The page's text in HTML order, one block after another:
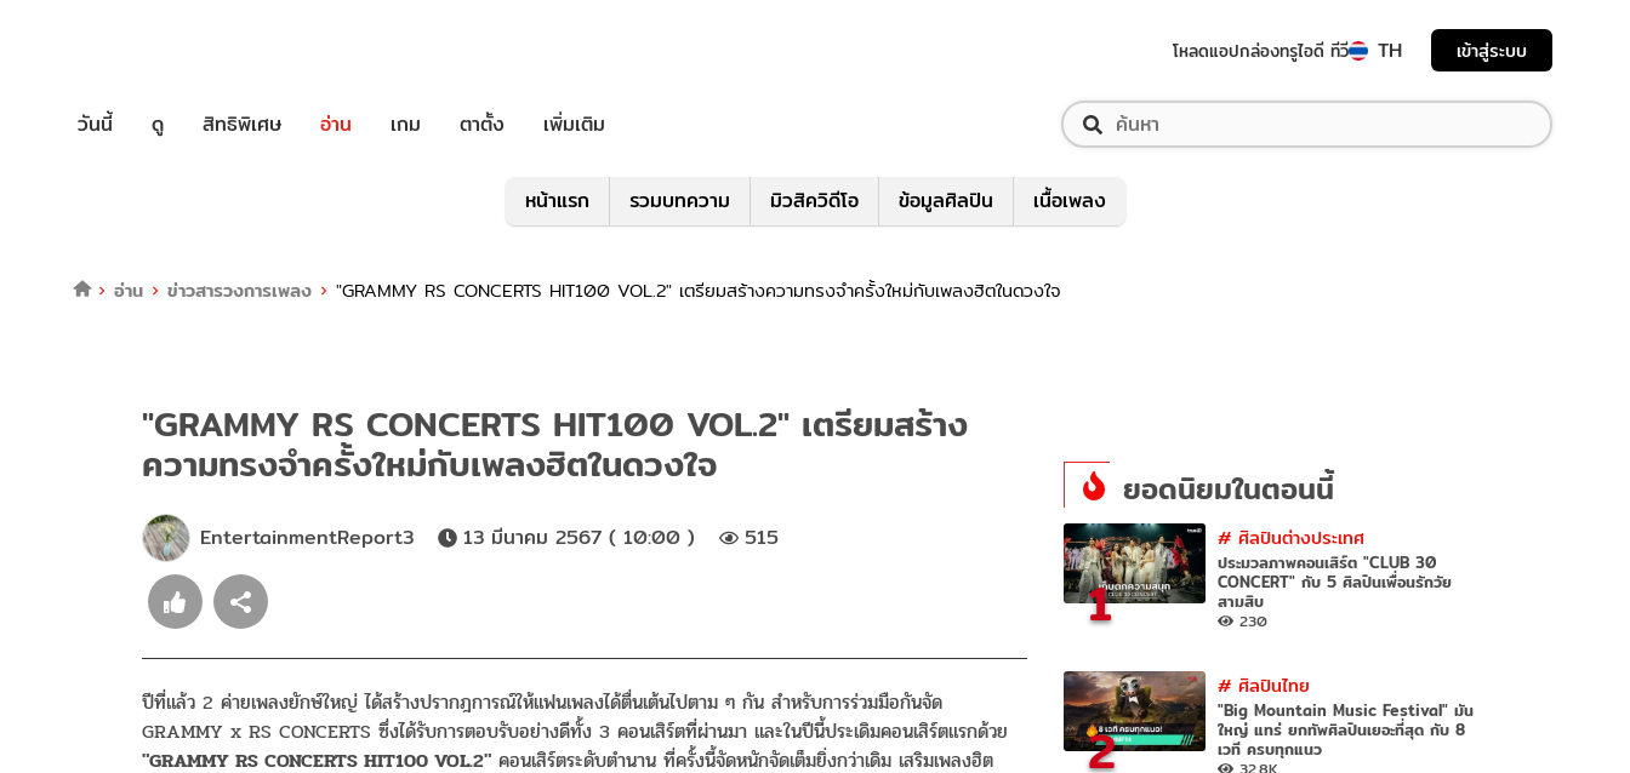
โหลดแอปกล่องทรูไอดี ทีวี TH เข้าสู่ระบบ
วันนี้ ดู สิทธิพิเศษ อ่าน เกม ตาตั้ง เพิ่มเติม
หน้าแรก รวมบทความ มิวสิควิดีโอ ข้อมูลศิลปิน เนื้อเพลง
อ่าน ข่าวสารวงการเพลง "GRAMMY RS CONCERTS HIT100 VOL.2" เตรียมสร้างความทรงจำครั้งใหม่กับเพลงฮิตในดวงใจ
"GRAMMY RS CONCERTS HIT100 VOL.2" เตรียมสร้าง
ความทรงจำครั้งใหม่กับเพลงฮิตในดวงใจ
EntertainmentReport3 13 มีนาคม 2567 ( 10:00 ) 515
ปีที่แล้ว 2 ค่ายเพลงยักษ์ใหญ่ ได้สร้างปรากฎการณ์ให้แฟนเพลงได้ตื่นเต้นไปตาม ๆ กัน สำหรับการร่วมมือกันจัด
GRAMMY x RS CONCERTS ซึ่งได้รับการตอบรับอย่างดีทั้ง 3 คอนเสิร์ตที่ผ่านมา และในปีนี้ประเดิมคอนเสิร์ตแรกด้วย
"GRAMMY RS CONCERTS HIT100 VOL.2" คอนเสิร์ตระดับตำนาน ที่ครั้งนี้จัดหนักจัดเต็มยิ่งกว่าเดิม เสริมเพลงฮิต
ยอดนิยมในตอนนี้
1
# ศิลปินต่างประเทศ
ประมวลภาพคอนเสิร์ต "CLUB 30
CONCERT" กับ 5 ศิลปินเพื่อนรักวัย
สามสิบ
230
2
# ศิลปินไทย
"Big Mountain Music Festival" มัน
ใหญ่ แทร่ ยกทัพศิลปินเยอะที่สุด กับ 8
เวที ครบทุกแนว